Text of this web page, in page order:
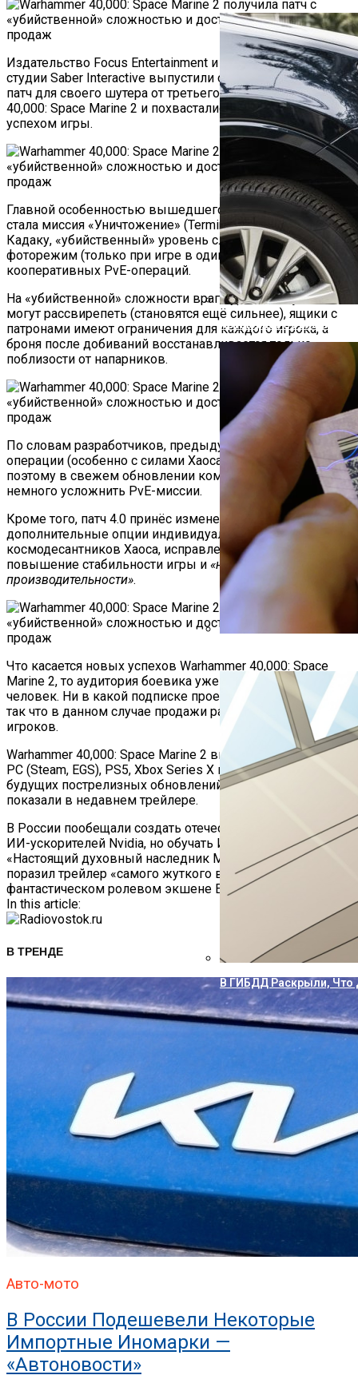
Автоюрист Объяснил,
В ГИБДД Раскрыли, Что
Издательство Focus Entertainment и разработчики из
студии Saber Interactive выпустили обещанный крупный
патч для своего шутера от третьего лица Warhammer
40,000: Space Marine 2 и похвастались очередным
успехом игры.
Главной особенностью вышедшего обновления 4.0
стала миссия «Уничтожение» (Termination) на планете
Кадаку, «убийственный» уровень сложности и
фоторежим (только при игре в одиночку) для
кооперативных PvE-операций.
На «убийственной» сложности враги уровня Majoris
могут рассвирепеть (становятся ещё сильнее), ящики с
патронами имеют ограничения для каждого игрока, а
броня после добиваний восстанавливается только
поблизости от напарников.
По словам разработчиков, предыдущий патч сделал
операции (особенно с силами Хаоса)
«заметно проще»,
поэтому в свежем обновлении команда постаралась
немного усложнить PvE-миссии.
Кроме того, патч 4.0 принёс изменения в баланс PvP,
дополнительные опции индивидуализации для
космодесантников Хаоса, исправления багов,
повышение стабильности игры и «небольшие улучшения
производительности».
Что касается новых успехов Warhammer 40,000: Space
Marine 2, то аудитория боевика уже превысила 4,5 млн
человек. Ни в какой подписке проект не представлен,
так что в данном случае продажи равны количеству
игроков.
Warhammer 40,000: Space Marine 2 вышла 9 сентября на
PC (Steam, EGS), PS5, Xbox Series X и S. Чего ждать от
будущих пострелизных обновлений, разработчики
показали в недавнем трейлере.
Навигация
По
Записям
В России пообещали создать отечественный заменитель
ИИ-ускорителей Nvidia, но обучать ИИ он не сможет
«Настоящий духовный наследник Mass Effect»: игроков
поразил трейлер «самого жуткого врага» в научно-
фантастическом ролевом экшене Exodus
In this article:
В ТРЕНДЕ
Авто-мото
В России Подешевели Некоторые
Импортные Иномарки —
«Автоновости»